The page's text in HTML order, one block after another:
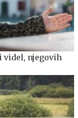
videl, njegovih